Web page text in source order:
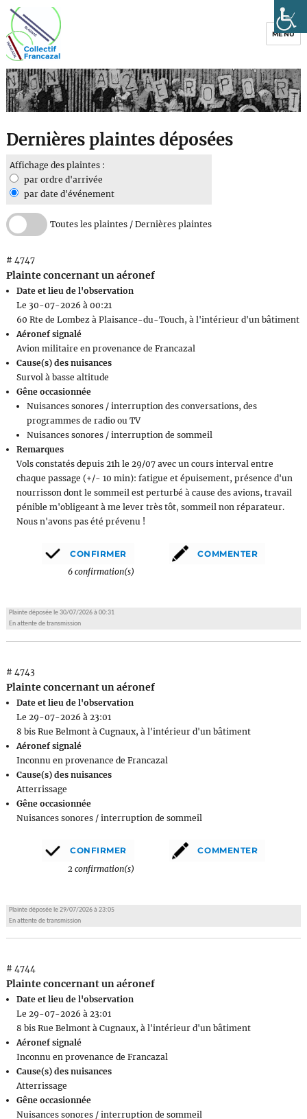
Collectif Francazal
MENU
Dernières plaintes déposées
Affichage des plaintes :
par ordre d'arrivée
par date d'événement
Toutes les plaintes / Dernières plaintes
# 4747
Plainte concernant un aéronef
Date et lieu de l'observation
Le 30-07-2026 à 00:21
60 Rte de Lombez à Plaisance-du-Touch, à l'intérieur d'un bâtiment
Aéronef signalé
Avion militaire en provenance de Francazal
Cause(s) des nuisances
Survol à basse altitude
Gêne occasionnée
Nuisances sonores / interruption des conversations, des
programmes de radio ou TV
Nuisances sonores / interruption de sommeil
Remarques
Vols constatés depuis 21h le 29/07 avec un cours interval entre
chaque passage (+/- 10 min): fatigue et épuisement, présence d'un
nourrisson dont le sommeil est perturbé à cause des avions, travail
pénible m'obligeant à me lever très tôt, sommeil non réparateur.
Nous n'avons pas été prévenu !
6 confirmation(s)
Plainte déposée le 30/07/2026 à 00:31
En attente de transmission
# 4743
Plainte concernant un aéronef
Date et lieu de l'observation
Le 29-07-2026 à 23:01
8 bis Rue Belmont à Cugnaux, à l'intérieur d'un bâtiment
Aéronef signalé
Inconnu en provenance de Francazal
Cause(s) des nuisances
Atterrissage
Gêne occasionnée
Nuisances sonores / interruption de sommeil
2 confirmation(s)
Plainte déposée le 29/07/2026 à 23:05
En attente de transmission
# 4744
Plainte concernant un aéronef
Date et lieu de l'observation
Le 29-07-2026 à 23:01
8 bis Rue Belmont à Cugnaux, à l'intérieur d'un bâtiment
Aéronef signalé
Inconnu en provenance de Francazal
Cause(s) des nuisances
Atterrissage
Gêne occasionnée
Nuisances sonores / interruption de sommeil